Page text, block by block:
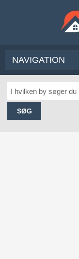
NAVIGATION
SØG